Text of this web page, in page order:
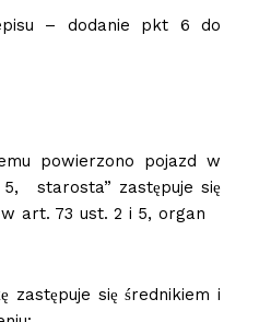
– dodanie pkt 6 do
powierzono pojazd w
starosta” zastępuje się
art. 73 ust. 2 i 5, organ
się średnikiem i